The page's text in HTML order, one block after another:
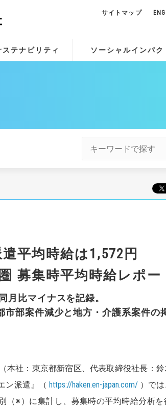
ステナビリティ ソーシャルインパ
サイトマップ
平均時給は1,572円
募集時平均時給レポー
月比マイナスを記録。
部案件減少と地方・介護系案件の
本社：東京都新宿区、代表取締役社長：
ン派遣』（https://haken.en-japan.com/ ）で
※）に集計し、募集時の平均時給分析を